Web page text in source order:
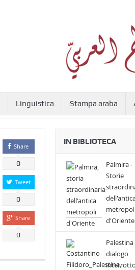
Linguistica Stampa araba
Share
0
Tweet
0
Share
0
IN BIBLIOTECA
Palmira -
Storie
d'Oriente
Palestina
dialogo
interrotto